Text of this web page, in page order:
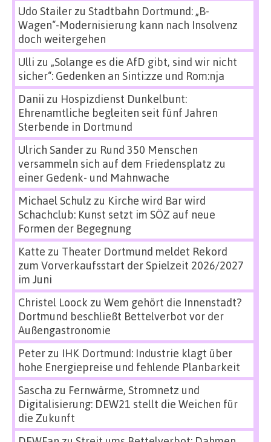
Udo Stailerzu Stadtbahn Dortmund: „B-
Wagen“-Modernisierung kann nach Insolvenz
doch weitergehen
Ulli zu „Solange es die AfD gibt, sind wir nicht
sicher“: Gedenken an Sinti:zze und Rom:nja
Danii zu Hospizdienst Dunkelbunt:
Ehrenamtliche begleiten seit fünf Jahren
Sterbende in Dortmund
Ulrich Sanderzu Rund 350 Menschen
versammeln sich auf dem Friedensplatz zu
einer Gedenk- und Mahnwache
Michael Schulz zu Kirche wird Bar wird
Schachclub: Kunst setzt im SÖZ auf neue
Formen der Begegnung
Katte zu Theater Dortmund meldet Rekord
zum Vorverkaufsstart der Spielzeit 2026/2027
im Juni
Christel Loock zu Wem gehört die Innenstadt?
Dortmund beschließt Bettelverbot vor der
Außengastronomie
Peterzu IHK Dortmund: Industrie klagt über
hohe Energiepreise und fehlende Planbarkeit
Sascha zu Fernwärme, Stromnetz und
Digitalisierung: DEW21 stellt die Weichen für
die Zukunft